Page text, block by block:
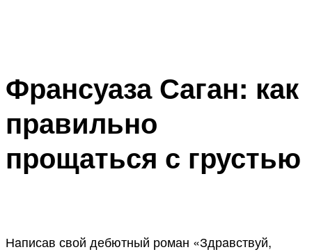
Франсуаза Саган: как
правильно
прощаться с грустью
Нaписав свой дебютный роман «Здрaвствуй,